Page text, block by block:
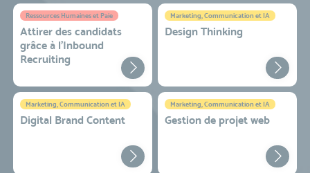
Ressources Humaines et Paie
Attirer des candidats
grâce à l’Inbound
Recruiting
Marketing, Communication et IA
Design Thinking
Marketing, Communication et IA
Digital Brand Content
Marketing, Communication et IA
Gestion de projet web